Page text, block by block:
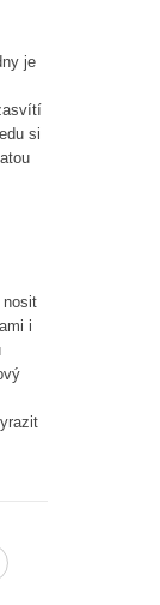
je
si
nosit
i